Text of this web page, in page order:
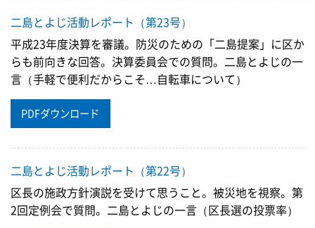
二島とよじ活動レポート（第23号）
平成23年度決算を審議。防災のための「二島提案」に区か
らも前向きな回答。決算委員会での質問。二島とよじの一
言（手軽で便利だからこそ…自転車について）
PDFダウンロード
二島とよじ活動レポート（第22号）
区長の施政方針演説を受けて思うこと。被災地を視察。第
2回定例会で質問。二島とよじの一言（区長選の投票率）